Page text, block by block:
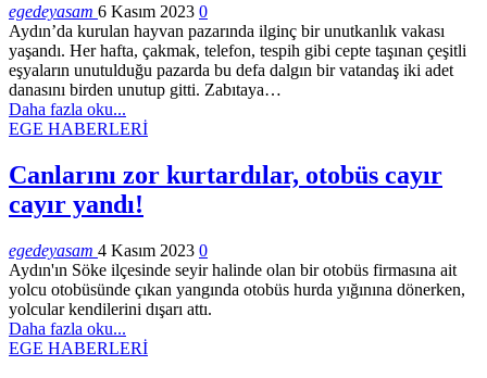
egedeyasam 6 Kasım 2023 0
Aydın’da kurulan hayvan pazarında ilginç bir unutkanlık vakası
yaşandı. Her hafta, çakmak, telefon, tespih gibi cepte taşınan çeşitli
eşyaların unutulduğu pazarda bu defa dalgın bir vatandaş iki adet
danasını birden unutup gitti. Zabıtaya…
Daha fazla oku...
EGE HABERLERİ
Canlarını zor kurtardılar, otobüs cayır
cayır yandı!
egedeyasam 4 Kasım 2023 0
Aydın'ın Söke ilçesinde seyir halinde olan bir otobüs firmasına ait
yolcu otobüsünde çıkan yangında otobüs hurda yığınına dönerken,
yolcular kendilerini dışarı attı.
Daha fazla oku...
EGE HABERLERİ